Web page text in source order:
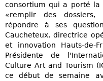
consortium qui a porté
«remplir des
répondre à ses
Caucheteux, directrice
et innovation Hauts-de-
Présidente de
Culture Art and Tourism
ce début de semaine